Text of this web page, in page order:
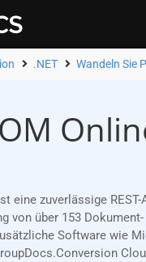
.NET Wandeln Sie
eine zuverlässige
von über 153
Software wie